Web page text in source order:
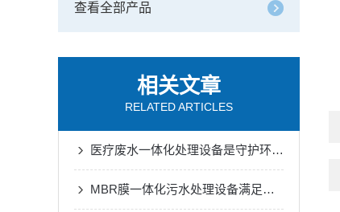
查看全部产品
相关文章
RELATED ARTICLES
医疗废水一体化处理设备是守护环境的健康防线
MBR膜一体化污水处理设备满足各种工业废水的处理需求